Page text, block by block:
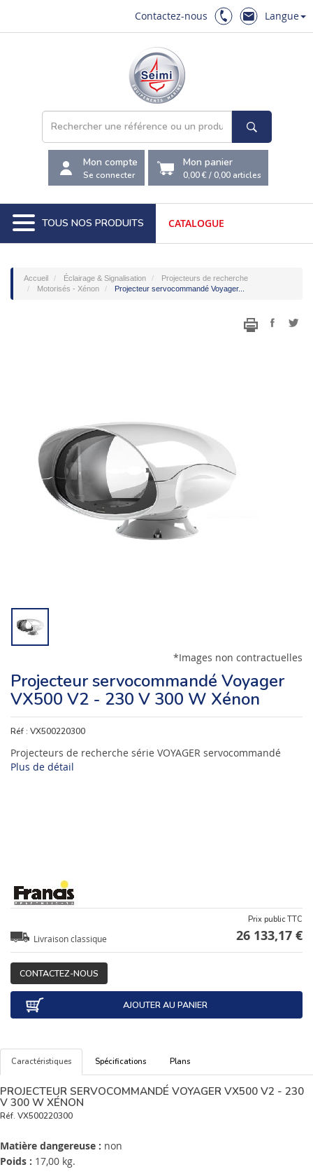
Contactez-nous Langue
Mon compte
Se connecter
Mon panier
0,00 €/0,00 articles
TOUS NOS PRODUITS CATALOGUE
Accueil Éclairage & Signalisation
Projecteurs de recherche
Motorisés - Xénon
Projecteur servocommandé Voyager...
*Images non contractuelles
Projecteur servocommandé Voyager
VX500 V2 - 230 V 300 W Xénon
Réf : VX500220300
Projecteurs de recherche série VOYAGER servocommandé
Plus de détail
Livraison classique
Prix public TTC
26 133,17 €
CONTACTEZ-NOUS
AJOUTER AU PANIER
Caractéristiques Spécifications Plans
PROJECTEUR SERVOCOMMANDÉ VOYAGER VX500 V2 - 230
V 300 W XÉNON
Réf. VX500220300
Matière dangereuse : non
Poids : 17,00 kg.